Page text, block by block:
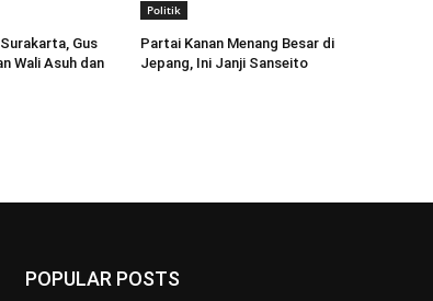
Gus
Wali Asuh dan
Politik
Partai Kanan Menang Besar di
Jepang, Ini Janji Sanseito
POPULAR POSTS